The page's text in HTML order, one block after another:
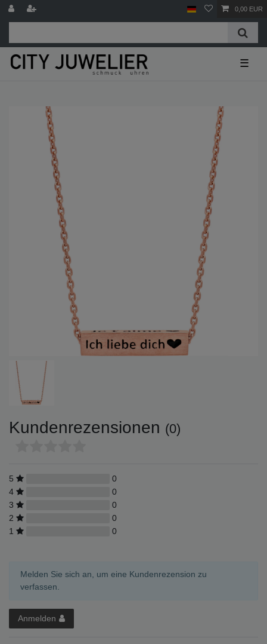
0,00 EUR
☰
Kundenrezensionen (0)
5
0
4
0
3
0
2
0
1
0
Melden Sie sich an, um eine Kundenrezension zu
verfassen.
Anmelden